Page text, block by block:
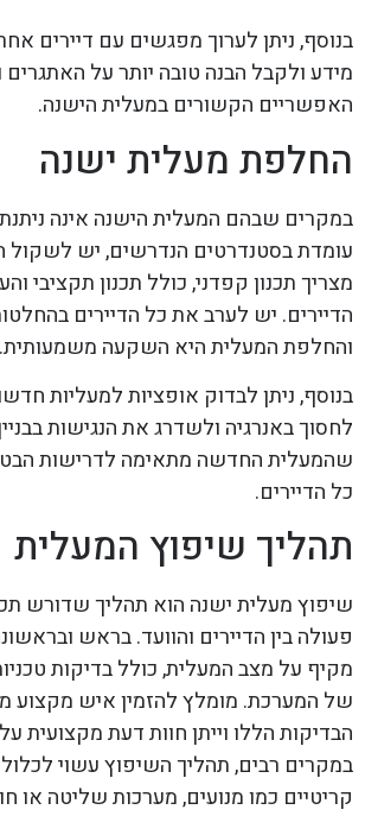
בנוסף, ניתן לערוך מפגשים עם דיירים
מידע ולקבל הבנה טובה יותר על האתגרים
האפשריים הקשורים במעלית הישנה.
החלפת מעלית ישנה
במקרים שבהם המעלית הישנה אינה ניתנת
עומדת בסטנדרטים הנדרשים, יש לשקול
מצריך תכנון קפדני, כולל תכנון תקציבי
הדיירים. יש לערב את כל הדיירים
והחלפת המעלית היא השקעה משמעותית.
בנוסף, ניתן לבדוק אופציות למעליות
לחסוך באנרגיה ולשדרג את הנגישות
שהמעלית החדשה מתאימה לדרישות
כל הדיירים.
תהליך שיפוץ המעלית
שיפוץ מעלית ישנה הוא תהליך שדורש
פעולה בין הדיירים והוועד. בראש
מקיף על מצב המעלית, כולל בדיקות
של המערכת. מומלץ להזמין איש מקצוע
הבדיקות הללו וייתן חוות דעת מקצועית
במקרים רבים, תהליך השיפוץ עשוי
קריטיים כמו מנועים, מערכות שליטה או